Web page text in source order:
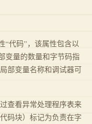
“代码”，该属性包含以
变量的数量和字节码指
部变量名称和调试器可
查看异常处理程序表来
码块）标记为负责在字